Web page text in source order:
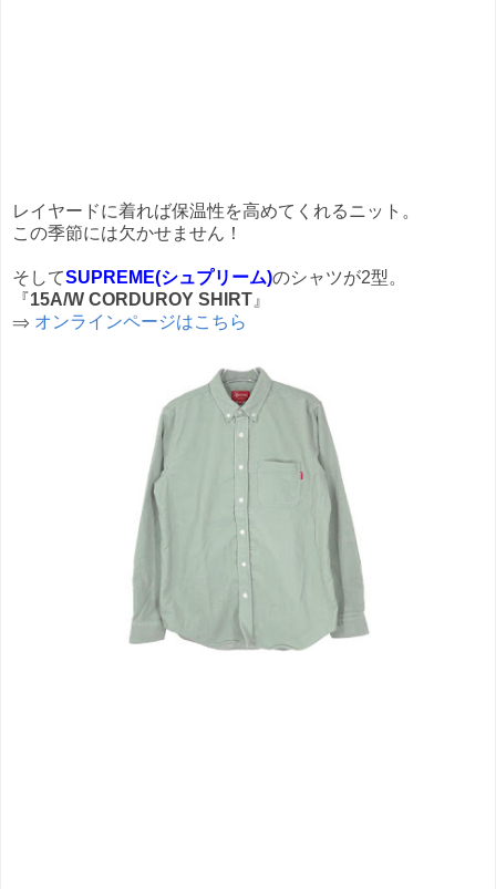
レイヤードに着れば保温性を高めてくれるニット。
この季節には欠かせません！
そしてSUPREME(シュプリーム)のシャツが2型。
『15A/W CORDUROY SHIRT 』
⇒ オンラインページはこちら